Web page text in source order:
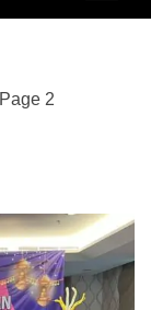
Page 2